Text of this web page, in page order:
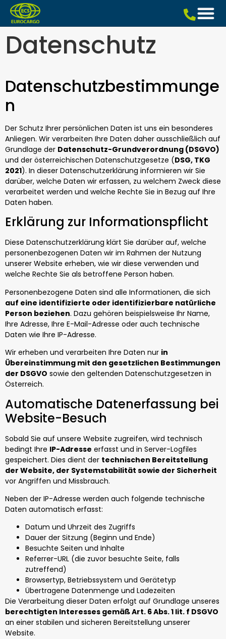
Datenschutz
Datenschutzbestimmunge
n
Der Schutz Ihrer persönlichen Daten ist uns ein besonderes
Anliegen. Wir verarbeiten Ihre Daten daher ausschließlich auf
Grundlage der Datenschutz-Grundverordnung (DSGVO)
und der österreichischen Datenschutzgesetze (DSG, TKG
2021). In dieser Datenschutzerklärung informieren wir Sie
darüber, welche Daten wir erfassen, zu welchem Zweck diese
verarbeitet werden und welche Rechte Sie in Bezug auf Ihre
Daten haben.
Erklärung zur Informationspflicht
Diese Datenschutzerklärung klärt Sie darüber auf, welche
personenbezogenen Daten wir im Rahmen der Nutzung
unserer Website erheben, wie wir diese verwenden und
welche Rechte Sie als betroffene Person haben.
Personenbezogene Daten sind alle Informationen, die sich
auf eine identifizierte oder identifizierbare natürliche
Person beziehen. Dazu gehören beispielsweise Ihr Name,
Ihre Adresse, Ihre E-Mail-Adresse oder auch technische
Daten wie Ihre IP-Adresse.
Wir erheben und verarbeiten Ihre Daten nur in
Übereinstimmung mit den gesetzlichen Bestimmungen
der DSGVO sowie den geltenden Datenschutzgesetzen in
Österreich.
Automatische Datenerfassung bei
Website-Besuch
Sobald Sie auf unsere Website zugreifen, wird technisch
bedingt Ihre IP-Adresse erfasst und in Server-Logfiles
gespeichert. Dies dient der technischen Bereitstellung
der Website, der Systemstabilität sowie der Sicherheit
vor Angriffen und Missbrauch.
Neben der IP-Adresse werden auch folgende technische
Daten automatisch erfasst:
Datum und Uhrzeit des Zugriffs
Dauer der Sitzung (Beginn und Ende)
Besuchte Seiten und Inhalte
Referrer-URL (die zuvor besuchte Seite, falls
zutreffend)
Browsertyp, Betriebssystem und Gerätetyp
Übertragene Datenmenge und Ladezeiten
Die Verarbeitung dieser Daten erfolgt auf Grundlage unseres
berechtigten Interesses gemäß Art. 6 Abs. 1 lit. f DSGVO
an einer stabilen und sicheren Bereitstellung unserer
Website.